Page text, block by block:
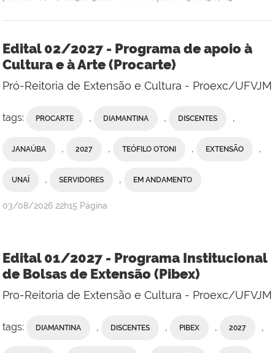
Edital 02/2027 - Programa de apoio à
Cultura e à Arte (Procarte)
Pró-Reitoria de Extensão e Cultura - Proexc/UFVJM
tags: PROCARTE , DIAMANTINA , DISCENTES ,
JANAÚBA , 2027 , TEÓFILO OTONI , EXTENSÃO ,
UNAÍ , SERVIDORES , EM ANDAMENTO
publicado
03/08/2026 22h15 Página
Edital 01/2027 - Programa Institucional
de Bolsas de Extensão (Pibex)
Pro-Reitoria de Extensão e Cultura - Proexc/UFVJM
tags: DIAMANTINA DISCENTES PIBEX 2027